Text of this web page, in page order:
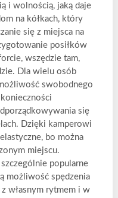
i wolnością, jaką daje
na kółkach, który
się z miejsca na
posiłków
wszędzie tam,
Dla wielu osób
swobodnego
się
Dzięki kamperowi
bo można
miejscu.
popularne
możliwość spędzenia
własnym rytmem i w